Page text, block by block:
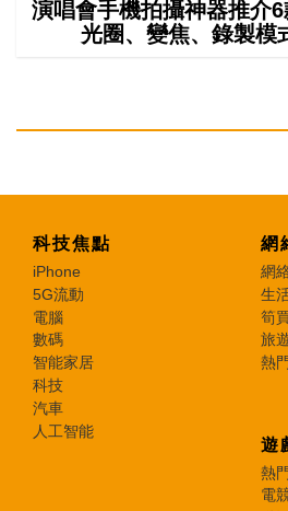
演唱會手機拍攝神器推介
光圈、變焦、錄製模
科技焦點
iPhone
5G流動
電腦
數碼
智能家居
科技
汽車
人工智能
網
網
生
筍
旅
熱
遊
熱
電